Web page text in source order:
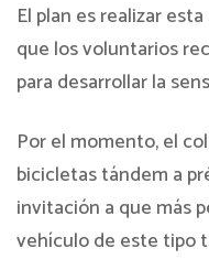
El plan es realizar
que los voluntarios
para desarrollar la
Por el momento, el
bicicletas tándem a
invitación a que más
vehículo de este tipo